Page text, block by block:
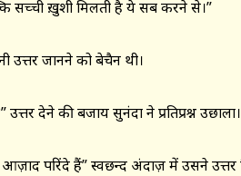
सच्ची ख़ुशी मिलती है ये सब करने से।”
उत्तर जानने को बेचैन थी।
देने की बजाय सुनंदा ने प्रतिप्रश्न उछाला।
परिंदे हैं” स्वछन्द अंदाज़ में उसने उत्तर